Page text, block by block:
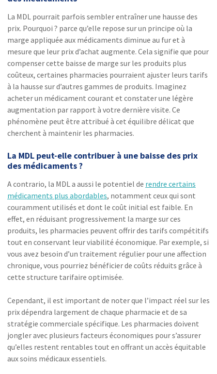
La MDL pourrait parfois sembler entraîner une hausse des
prix. Pourquoi ? parce qu’elle repose sur un principe où la
marge appliquée aux médicaments diminue au fur et à
mesure que leur prix d’achat augmente. Cela signifie que pour
compenser cette baisse de marge sur les produits plus
coûteux, certaines pharmacies pourraient ajuster leurs tarifs
à la hausse sur d’autres gammes de produits. Imaginez
acheter un médicament courant et constater une légère
augmentation par rapport à votre dernière visite. Ce
phénomène peut être attribué à cet équilibre délicat que
cherchent à maintenir les pharmacies.
La MDL peut-elle contribuer à une baisse des prix
des médicaments ?
A contrario, la MDL a aussi le potentiel de rendre certains
médicaments plus abordables, notamment ceux qui sont
couramment utilisés et dont le coût initial est faible. En
effet, en réduisant progressivement la marge sur ces
produits, les pharmacies peuvent offrir des tarifs compétitifs
tout en conservant leur viabilité économique. Par exemple, si
vous avez besoin d’un traitement régulier pour une affection
chronique, vous pourriez bénéficier de coûts réduits grâce à
cette structure tarifaire optimisée.
Cependant, il est important de noter que l’impact réel sur les
prix dépendra largement de chaque pharmacie et de sa
stratégie commerciale spécifique. Les pharmacies doivent
jongler avec plusieurs facteurs économiques pour s’assurer
qu’elles restent rentables tout en offrant un accès équitable
aux soins médicaux essentiels.